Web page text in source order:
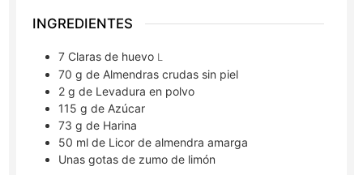
INGREDIENTES
7 Claras de huevo L
70 g de Almendras crudas sin piel
2 g de Levadura en polvo
115 g de Azúcar
73 g de Harina
50 ml de Licor de almendra amarga
Unas gotas de zumo de limón